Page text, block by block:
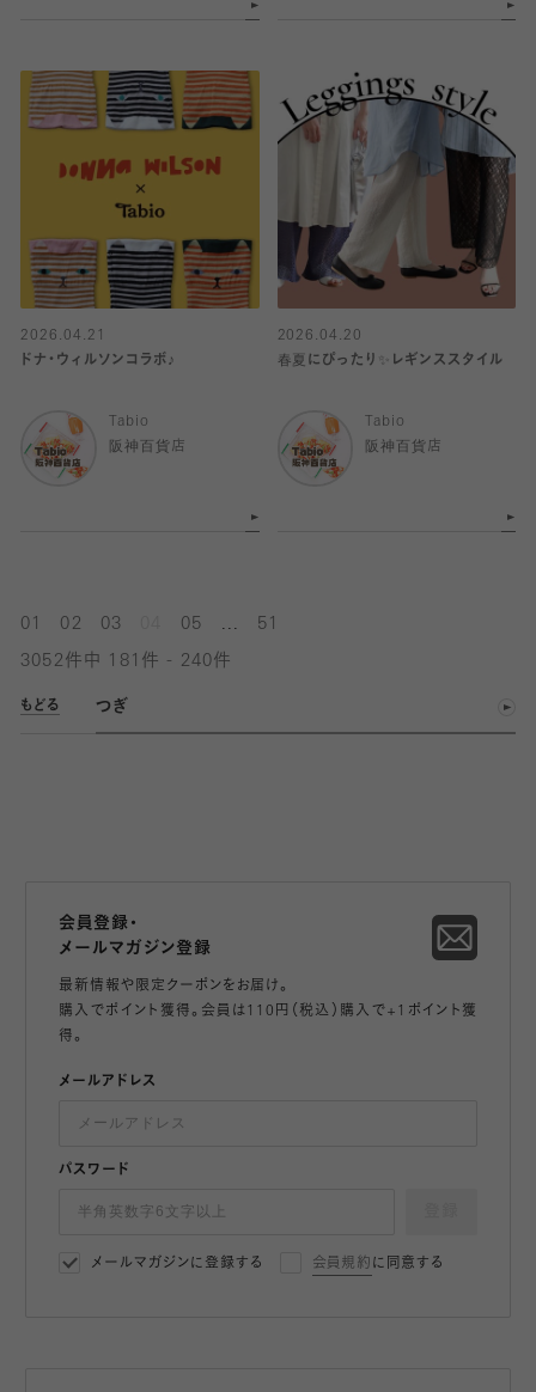
2026.04.21
ドナ・ウィルソンコラボ♪
Tabio
阪神百貨店
2026.04.20
春夏にぴったり✨レギンススタイル
Tabio
阪神百貨店
01 02 03 05 51
3052件中 181件 - 240件
もどる つぎ
会員登録・
メールマガジン登録
最新情報や限定クーポンをお届け。
購入でポイント獲得。会員は110円（税込）購入で+1ポイント獲
得。
メールアドレス
パスワード
メールマガジンに登録する 会員規約 に同意する